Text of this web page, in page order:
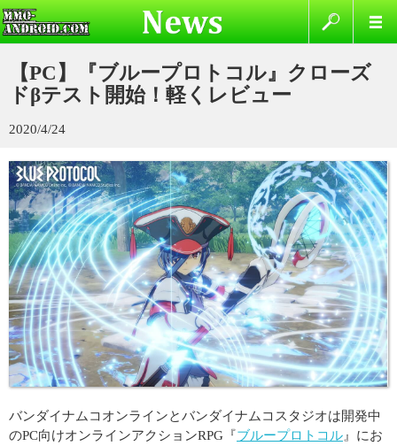
【PC】『ブループロトコル』クローズ
ドβテスト開始！軽くレビュー
2020/4/24
バンダイナムコオンラインとバンダイナムコスタジオは開発中
のPC向けオンラインアクションRPG『ブループロトコル 』にお